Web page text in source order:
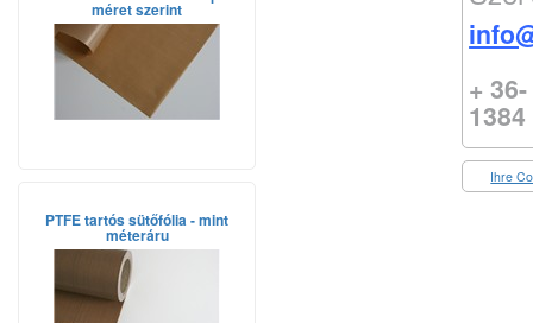
méret szerint
PTFE tartós sütőfólia - mint
méteráru
+
1384
Ihre